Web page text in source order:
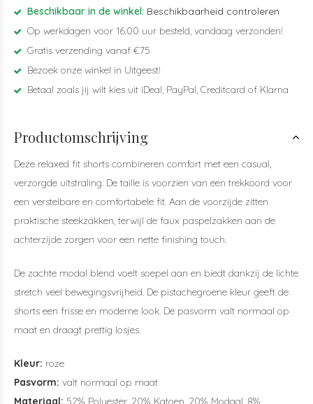
Beschikbaar in de winkel: Beschikbaarheid controleren
Op werkdagen voor 16.00 uur besteld, vandaag verzonden!
Gratis verzending vanaf €75
Bezoek onze winkel in Uitgeest!
Betaal zoals jij wilt kies uit iDeal, PayPal, Creditcard of Klarna
Productomschrijving
Deze relaxed fit shorts combineren comfort met een casual,
verzorgde uitstraling. De taille is voorzien van een trekkoord voor
een verstelbare en comfortabele fit. Aan de voorzijde zitten
praktische steekzakken, terwijl de faux paspelzakken aan de
achterzijde zorgen voor een nette finishing touch.
De zachte modal blend voelt soepel aan en biedt dankzij de lichte
stretch veel bewegingsvrijheid. De pistachegroene kleur geeft de
shorts een frisse en moderne look. De pasvorm valt normaal op
maat en draagt prettig losjes.
Kleur: roze
Pasvorm: valt normaal op maat
Materiaal: 52% Polyester, 20% Katoen, 20% Modaal, 8%